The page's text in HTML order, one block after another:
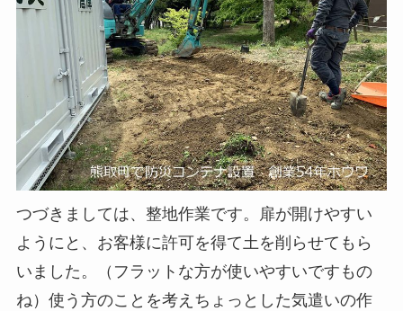
つづきましては、整地作業です。扉が開けやすい
ようにと、お客様に許可を得て土を削らせてもら
いました。（フラットな方が使いやすいですもの
ね）使う方のことを考えちょっとした気遣いの作